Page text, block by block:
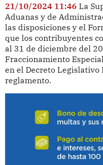
21/10/2024 11:46 La
Aduanas y de
las disposiciones y el
que los contribuyentes
al 31 de diciembre del
Fraccionamiento
en el Decreto Legislativo
reglamento.